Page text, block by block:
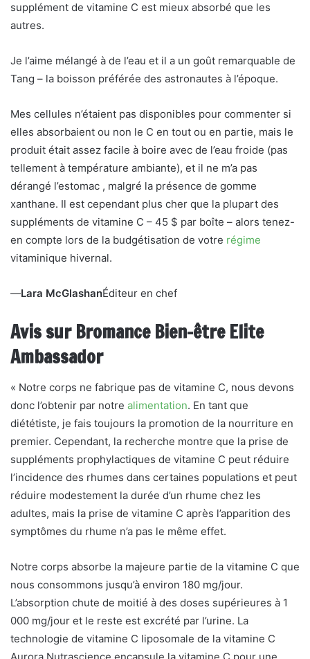
supplément de vitamine C est mieux absorbé que les
autres.
Je l’aime mélangé à de l’eau et il a un goût remarquable de
Tang – la boisson préférée des astronautes à l’époque.
Mes cellules n’étaient pas disponibles pour commenter si
elles absorbaient ou non le C en tout ou en partie, mais le
produit était assez facile à boire avec de l’eau froide (pas
tellement à température ambiante), et il ne m’a pas
dérangé l’estomac , malgré la présence de gomme
xanthane. Il est cependant plus cher que la plupart des
suppléments de vitamine C – 45 $ par boîte – alors tenez-
en compte lors de la budgétisation de votre régime
vitaminique hivernal.
—Lara McGlashanÉditeur en chef
Avis sur Bromance Bien-être Elite
Ambassador
« Notre corps ne fabrique pas de vitamine C, nous devons
donc l’obtenir par notre alimentation. En tant que
diététiste, je fais toujours la promotion de la nourriture en
premier. Cependant, la recherche montre que la prise de
suppléments prophylactiques de vitamine C peut réduire
l’incidence des rhumes dans certaines populations et peut
réduire modestement la durée d’un rhume chez les
adultes, mais la prise de vitamine C après l’apparition des
symptômes du rhume n’a pas le même effet.
Notre corps absorbe la majeure partie de la vitamine C que
nous consommons jusqu’à environ 180 mg/jour.
L’absorption chute de moitié à des doses supérieures à 1
000 mg/jour et le reste est excrété par l’urine. La
technologie de vitamine C liposomale de la vitamine C